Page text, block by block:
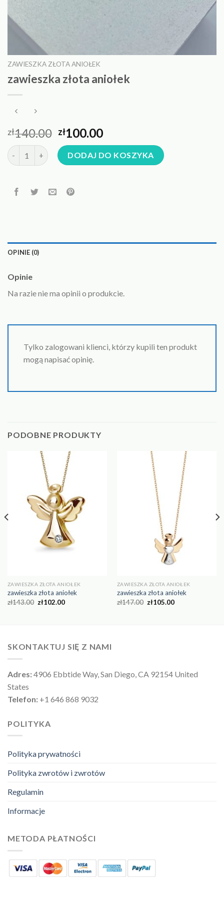
ZAWIESZKA ZŁOTA ANIOŁEK
zawieszka złota aniołek
zł140.00 zł100.00
ilość zawieszka złota aniołekDODAJ DO KOSZYKA
OPINIE (0)
Opinie
Na razie nie ma opinii o produkcie.
Tylko zalogowani klienci, którzy kupili ten produkt
mogą napisać opinię.
PODOBNE PRODUKTY
ZAWIESZKA ZŁOTA ANIOŁEK
zawieszka złota aniołek
zł143.00 zł102.00
ZAWIESZKA ZŁOTA ANIOŁEK
zawieszka złota aniołek
zł147.00 zł105.00
SKONTAKTUJ SIĘ Z NAMI
Adres:4906 Ebbtide Way, San Diego, CA 92154 United
States
Telefon: +1 646 868 9032
POLITYKA
Polityka prywatności
Polityka zwrotów i zwrotów
Regulamin
Informacje
METODA PŁATNOŚCI